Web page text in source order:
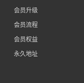
会员升级
会员流程
会员权益
永久地址